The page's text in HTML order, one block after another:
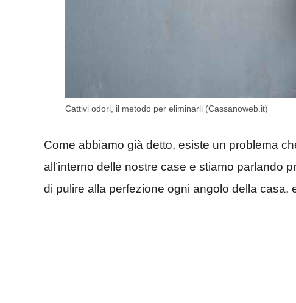
Cattivi odori, il metodo per eliminarli (Cassanoweb.it)
Come abbiamo già detto, esiste un problema
all’interno delle nostre case e stiamo parlando
di pulire alla perfezione ogni angolo della casa,